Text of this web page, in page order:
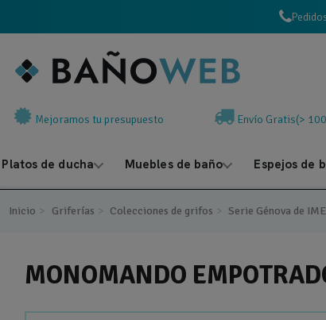
Mejoramos tu presupuesto Envío Gratis(>
Platos de ducha Muebles de baño Espejos de
Inicio Griferías Colecciones de grifos Serie Génova de
MONOMANDO